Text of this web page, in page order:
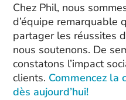
Chez Phil, nous
d’équipe remarquable
partager les réussites
nous soutenons. De
constatons l’impact
clients. Commencez la
dès aujourd’hui!